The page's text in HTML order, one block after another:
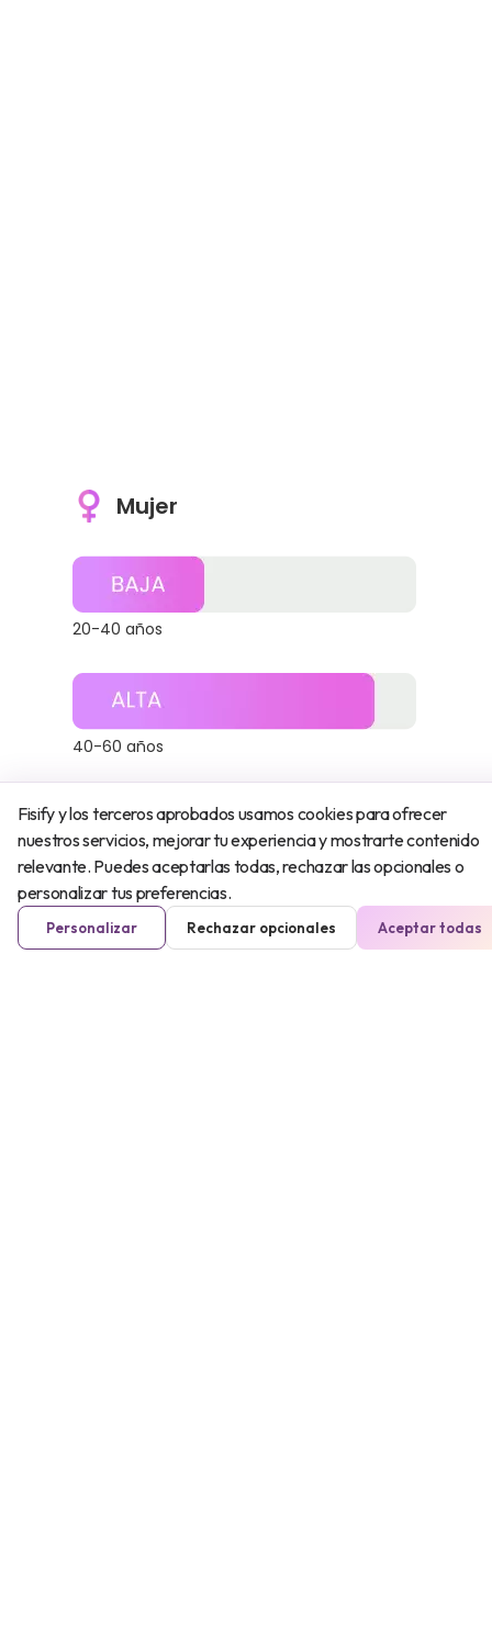
Mujer
20-40 años
40-60 años
60-80 años
Fisify y los terceros aprobados usamos cookies para ofrecer
nuestros servicios, mejorar tu experiencia y mostrarte contenido
relevante. Puedes aceptarlas todas, rechazar las opcionales o
personalizar tus preferencias.
Personalizar Rechazar opcionales Aceptar todas